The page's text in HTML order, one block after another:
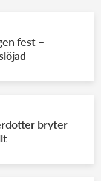
fest –
bryter